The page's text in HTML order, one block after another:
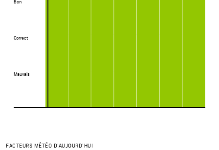
Bon
Correct
Mauvais
Bon
Correct
Mauvais
FACTEURS MÉTÉO D'AUJOURD'HUI